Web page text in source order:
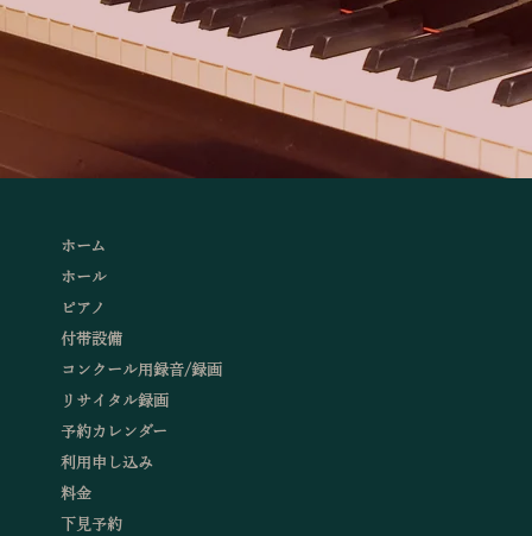
ホーム
ホール
ピアノ
付帯設備
コンクール用録音/録画
リサイタル録画
予約カレンダー
利用申し込み
料金
下見予約